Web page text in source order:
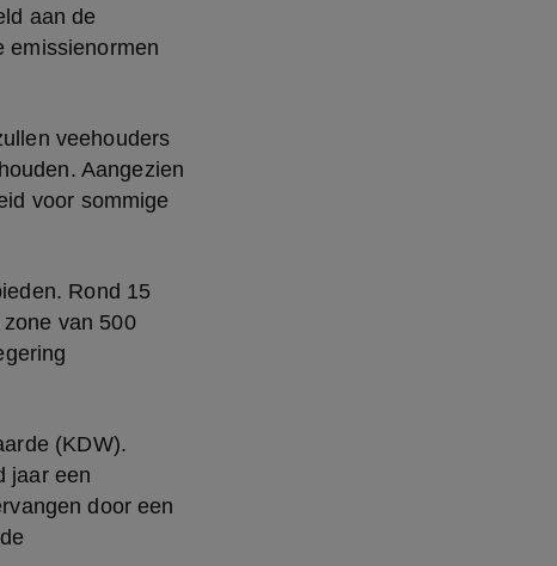
aan de
emissienormen
veehouders
Aangezien
voor sommige
Rond 15
van 500
(KDW).
jaar een
door een